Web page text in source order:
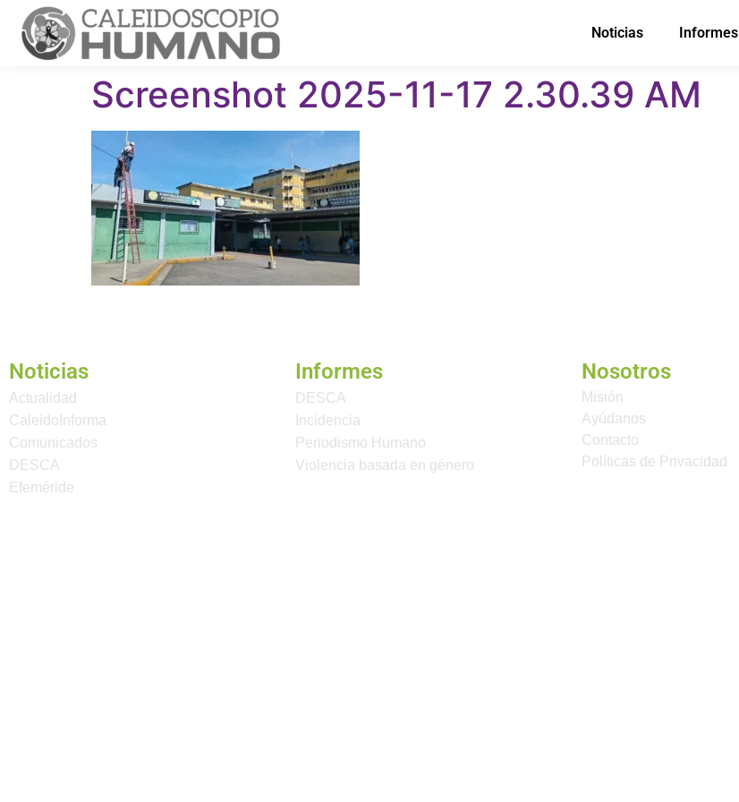
Noticias Informes
Screenshot 2025-11-17 2.30.39 AM
Noticias
Actualidad
CaleidoInforma
Comunicados
DESCA
Efeméride
Informes
DESCA
Incidencia
Periodismo Humano
Violencia basada en género
Nosotros
Misión
Ayúdanos
Contacto
Políticas de Privacidad